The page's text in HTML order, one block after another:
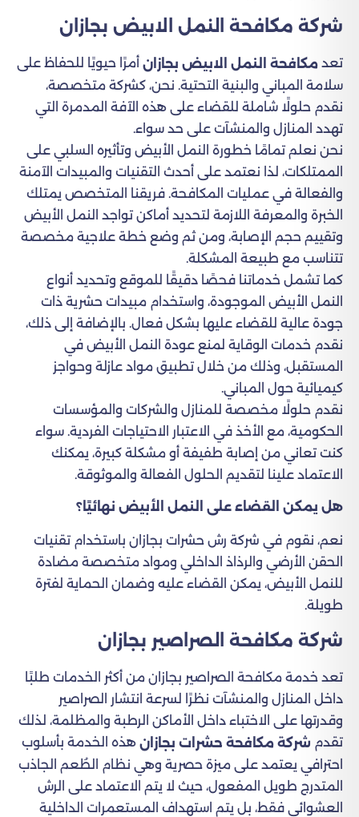
شركة مكافحة النمل الابيض بجازان
تعد مكافحة النمل الابيض بجازان أمرًا حيويًا للحفاظ على
سلامة المباني والبنية التحتية. نحن، كشركة متخصصة،
نقدم حلولًا شاملة للقضاء على هذه الآفة المدمرة التي
تهدد المنازل والمنشآت على حد سواء.
نحن نعلم تمامًا خطورة النمل الأبيض وتأثيره السلبي على
الممتلكات، لذا نعتمد على أحدث التقنيات والمبيدات الآمنة
والفعالة في عمليات المكافحة. فريقنا المتخصص يمتلك
الخبرة والمعرفة اللازمة لتحديد أماكن تواجد النمل الأبيض
وتقييم حجم الإصابة، ومن ثم وضع خطة علاجية مخصصة
تتناسب مع طبيعة المشكلة.
كما تشمل خدماتنا فحصًا دقيقًا للموقع وتحديد أنواع
النمل الأبيض الموجودة، واستخدام مبيدات حشرية ذات
جودة عالية للقضاء عليها بشكل فعال. بالإضافة إلى ذلك،
نقدم خدمات الوقاية لمنع عودة النمل الأبيض في
المستقبل، وذلك من خلال تطبيق مواد عازلة وحواجز
كيميائية حول المباني.
نقدم حلولًا مخصصة للمنازل والشركات والمؤسسات
الحكومية، مع الأخذ في الاعتبار الاحتياجات الفردية. سواء
كنت تعاني من إصابة طفيفة أو مشكلة كبيرة، يمكنك
الاعتماد علينا لتقديم الحلول الفعالة والموثوقة.
هل يمكن القضاء على النمل الأبيض نهائيًا؟
نعم، نقوم في شركة رش حشرات بجازان باستخدام تقنيات
الحقن الأرضي والرذاذ الداخلي ومواد متخصصة مضادة
للنمل الأبيض، يمكن القضاء عليه وضمان الحماية لفترة
طويلة.
شركة مكافحة الصراصير بجازان
تعد خدمة مكافحة الصراصير بجازان من أكثر الخدمات طلبًا
داخل المنازل والمنشآت نظرًا لسرعة انتشار الصراصير
وقدرتها على الاختباء داخل الأماكن الرطبة والمظلمة، لذلك
تقدم شركة مكافحة حشرات بجازان هذه الخدمة بأسلوب
احترافي يعتمد على ميزة حصرية وهي نظام الطُعم الجاذب
المتدرج طويل المفعول، حيث لا يتم الاعتماد على الرش
العشوائي فقط، بل يتم استهداف المستعمرات الداخلية